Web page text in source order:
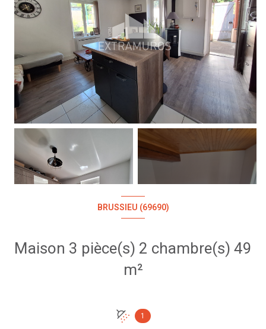
BRUSSIEU (69690)
Maison 3 pièce(s) 2 chambre(s) 49
m²
1